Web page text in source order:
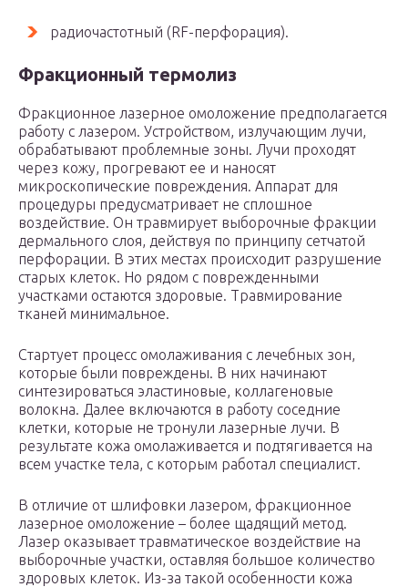
радиочастотный (RF-перфорация).
Фракционный термолиз
Фракционное лазерное омоложение предполагается
работу с лазером. Устройством, излучающим лучи,
обрабатывают проблемные зоны. Лучи проходят
через кожу, прогревают ее и наносят
микроскопические повреждения. Аппарат для
процедуры предусматривает не сплошное
воздействие. Он травмирует выборочные фракции
дермального слоя, действуя по принципу сетчатой
перфорации. В этих местах происходит разрушение
старых клеток. Но рядом с поврежденными
участками остаются здоровые. Травмирование
тканей минимальное.
Стартует процесс омолаживания с лечебных зон,
которые были повреждены. В них начинают
синтезироваться эластиновые, коллагеновые
волокна. Далее включаются в работу соседние
клетки, которые не тронули лазерные лучи. В
результате кожа омолаживается и подтягивается на
всем участке тела, с которым работал специалист.
В отличие от шлифовки лазером, фракционное
лазерное омоложение – более щадящий метод.
Лазер оказывает травматическое воздействие на
выборочные участки, оставляя большое количество
здоровых клеток. Из-за такой особенности кожа